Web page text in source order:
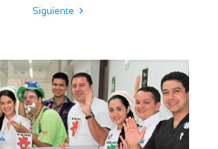
Siguiente